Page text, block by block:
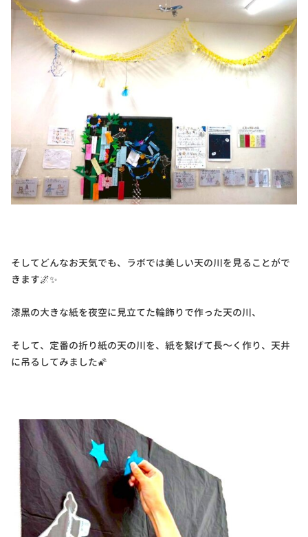
そしてどんなお天気でも、ラボでは美しい天の川を見ることがで
きます🌌✨
漆黒の大きな紙を夜空に見立てた輪飾りで作った天の川、
そして、定番の折り紙の天の川を、紙を繋げて長～く作り、天井
に吊るしてみました🌠